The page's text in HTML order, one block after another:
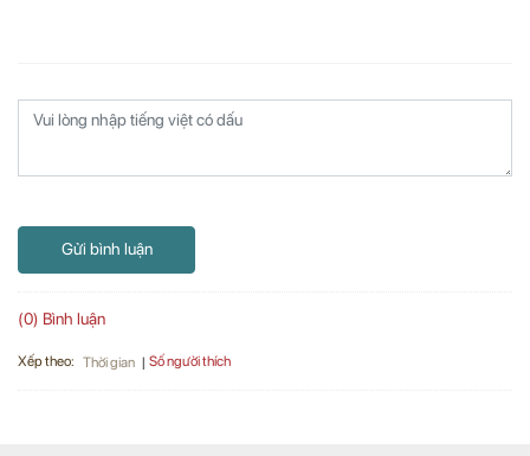
Gửi bình luận
(0) Bình luận
Xếp theo: Thời gian Số người thích